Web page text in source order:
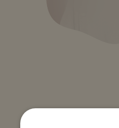
Brænder du inde med et